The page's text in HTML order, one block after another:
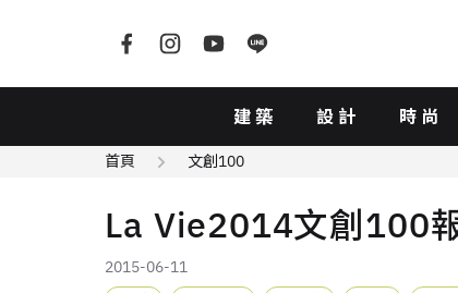
建築 設計 時尚
首頁 文創100
La Vie2014文創100
2015-06-11